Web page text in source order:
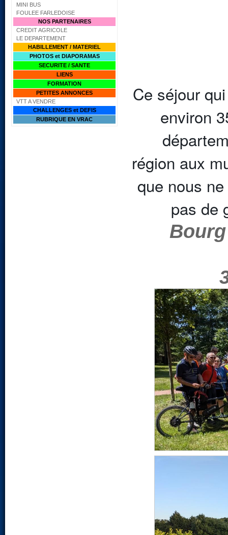
MINI BUS
FOULEE FARLEDOISE
NOS PARTENAIRES
CREDIT AGRICOLE
LE DEPARTEMENT
HABILLEMENT / MATERIEL
PHOTOS et DIAPORAMAS
SECURITE / SANTE
LIENS
FORMATION
PETITES ANNONCES
VTT A VENDRE
CHALLENGES et DEFIS
RUBRIQUE EN VRAC
Ce séjour
environ
région aux
que nous
pas de